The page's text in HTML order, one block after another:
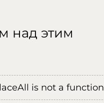
над этим
is not a function